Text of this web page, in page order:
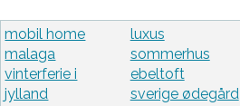
mobil home
malaga
vinterferie i
jylland
luxus
sommerhus
ebeltoft
sverige ødegård